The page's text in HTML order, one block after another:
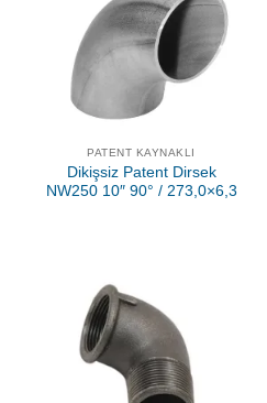
PATENT KAYNAKLI
Dikişsiz Patent Dirsek
NW250 10″ 90° / 273,0×6,3